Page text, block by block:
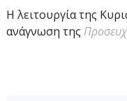
Η λειτουργία της
ανάγνωση της